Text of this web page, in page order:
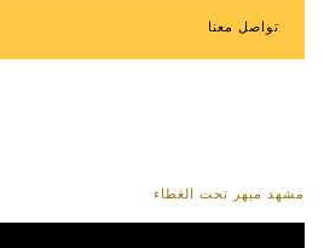
تواصل معنا
مشهد مبهر تحت الغطاء